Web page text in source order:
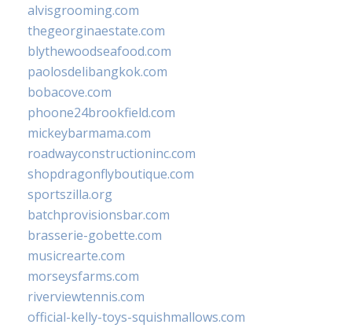
alvisgrooming.com
thegeorginaestate.com
blythewoodseafood.com
paolosdelibangkok.com
bobacove.com
phoone24brookfield.com
mickeybarmama.com
roadwayconstructioninc.com
shopdragonflyboutique.com
sportszilla.org
batchprovisionsbar.com
brasserie-gobette.com
musicrearte.com
morseysfarms.com
riverviewtennis.com
official-kelly-toys-squishmallows.com